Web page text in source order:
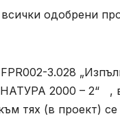
одобрени
3.028
НАТУРА 2000 – 2“ ,
тях (в проект)